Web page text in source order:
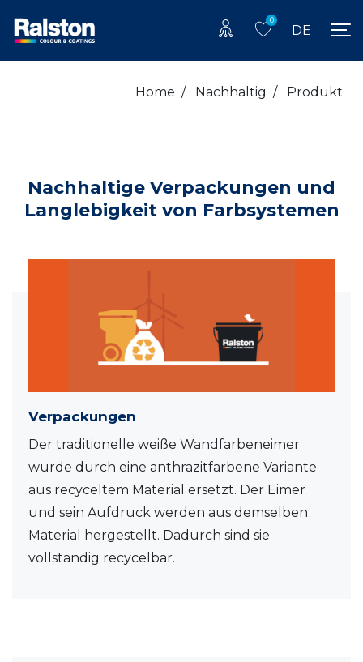
0
DE
Home / Nachhaltig / Produkt
Nachhaltige Verpackungen und
Langlebigkeit von Farbsystemen
Verpackungen
Der traditionelle weiße Wandfarbeneimer
wurde durch eine anthrazitfarbene Variante
aus recyceltem Material ersetzt. Der Eimer
und sein Aufdruck werden aus demselben
Material hergestellt. Dadurch sind sie
vollständig recycelbar.